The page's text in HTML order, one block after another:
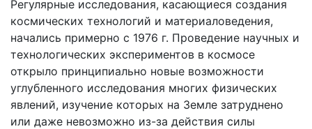
Регулярные исследования, касающиеся создания
космических технологий и материаловедения,
начались примерно с 1976 г. Проведение научных и
технологических экспериментов в космосе
открыло принципиально новые возможности
углубленного исследования многих физических
явлений, изучение которых на Земле затруднено
или даже невозможно из-за действия силы